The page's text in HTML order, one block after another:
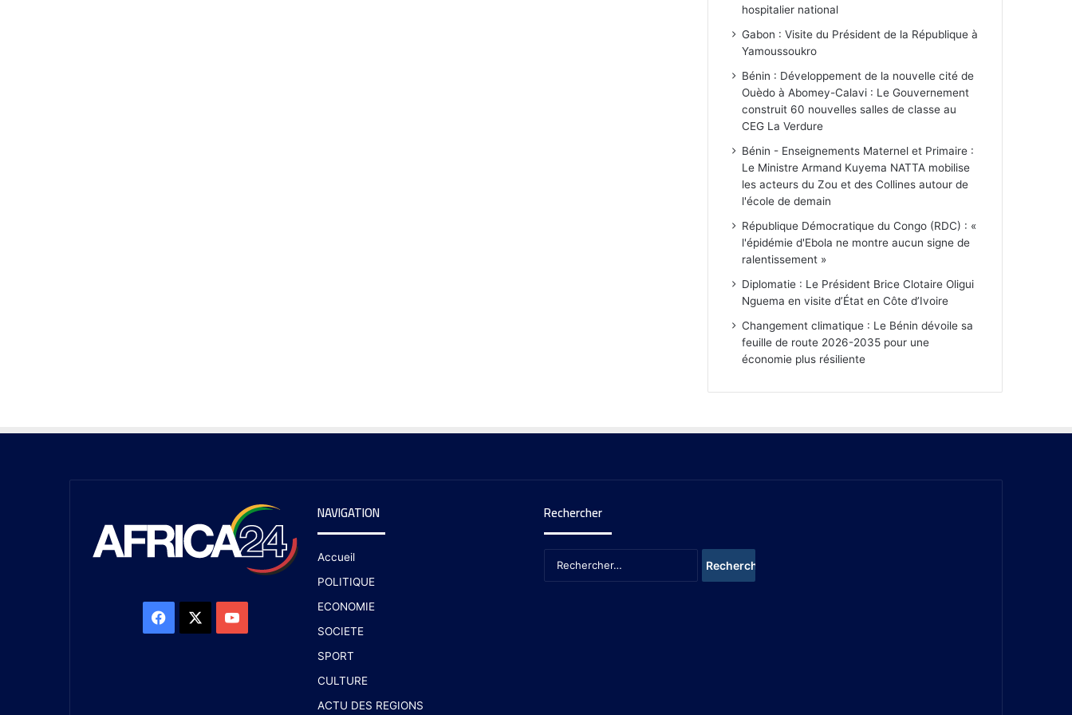
hospitalier national
Gabon : Visite du Président de la République à
Yamoussoukro
Bénin : Développement de la nouvelle cité de
Ouèdo à Abomey-Calavi : Le Gouvernement
construit 60 nouvelles salles de classe au
CEG La Verdure
Bénin - Enseignements Maternel et Primaire :
Le Ministre Armand Kuyema NATTA mobilise
les acteurs du Zou et des Collines autour de
l'école de demain
République Démocratique du Congo (RDC) : «
l'épidémie d'Ebola ne montre aucun signe de
ralentissement »
Diplomatie : Le Président Brice Clotaire Oligui
Nguema en visite d’État en Côte d’Ivoire
Changement climatique : Le Bénin dévoile sa
feuille de route 2026-2035 pour une
économie plus résiliente
NAVIGATION
Accueil
POLITIQUE
ECONOMIE
SOCIETE
SPORT
CULTURE
ACTU DES REGIONS
Rechercher